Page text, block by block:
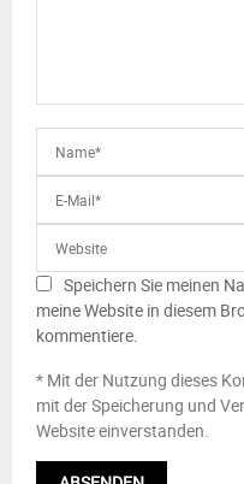
Speichern Sie meinen
meine Website in diesem
kommentiere.
* Mit der Nutzung dieses
mit der Speicherung und
Website einverstanden.